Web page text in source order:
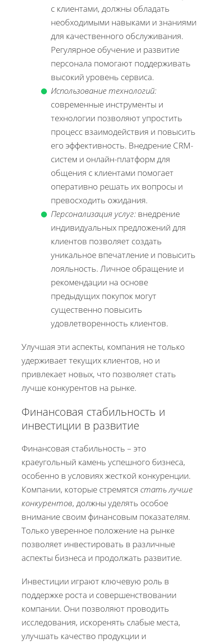
с клиентами, должны обладать
необходимыми навыками и знаниями
для качественного обслуживания.
Регулярное обучение и развитие
персонала помогают поддерживать
высокий уровень сервиса.
Использование технологий:
современные инструменты и
технологии позволяют упростить
процесс взаимодействия и повысить
его эффективность. Внедрение CRM-
систем и онлайн-платформ для
общения с клиентами помогает
оперативно решать их вопросы и
превосходить ожидания.
Персонализация услуг: внедрение
индивидуальных предложений для
клиентов позволяет создать
уникальное впечатление и повысить
лояльность. Личное обращение и
рекомендации на основе
предыдущих покупок могут
существенно повысить
удовлетворенность клиентов.
Улучшая эти аспекты, компания не только
удерживает текущих клиентов, но и
привлекает новых, что позволяет стать
лучше конкурентов на рынке.
Финансовая стабильность и
инвестиции в развитие
Финансовая стабильность – это
краеугольный камень успешного бизнеса,
особенно в условиях жесткой конкуренции.
Компании, которые стремятся стать лучше
конкурентов, должны уделять особое
внимание своим финансовым показателям.
Только уверенное положение на рынке
позволяет инвестировать в различные
аспекты бизнеса и продолжать развитие.
Инвестиции играют ключевую роль в
поддержке роста и совершенствовании
компании. Они позволяют проводить
исследования, искоренять слабые места,
улучшать качество продукции и